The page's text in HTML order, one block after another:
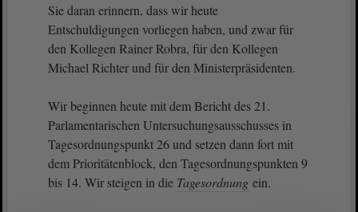
Sie daran erinnern, dass wir heute
Entschuldigungen vorliegen haben, und zwar für
den Kollegen Rainer Robra, für den Kollegen
Michael Richter und für den Ministerpräsidenten.
Wir beginnen heute mit dem Bericht des 21.
Parlamentarischen Untersuchungsausschusses in
Tagesordnungspunkt 26 und setzen dann fort mit
dem Prioritätenblock, den Tagesordnungspunkten 9
bis 14. Wir steigen in die Tagesordnung ein.